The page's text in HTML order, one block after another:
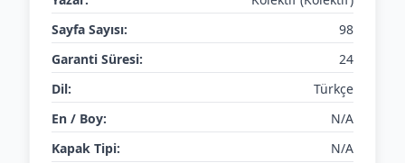
Sayfa Sayısı:
98
Garanti Süresi:
24
Dil:
Türkçe
En / Boy:
N/A
Kapak Tipi:
N/A